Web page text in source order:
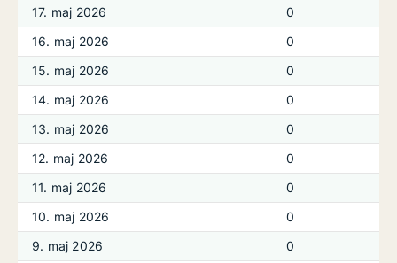
17. maj 2026
0
16. maj 2026
0
15. maj 2026
0
14. maj 2026
0
13. maj 2026
0
12. maj 2026
0
11. maj 2026
0
10. maj 2026
0
9. maj 2026
0